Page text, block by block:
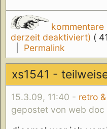
kommentare
derzeit deaktiviert) (
Permalink
xs1541 -
15.3.09, 11:40 - retro
gepostet von web doc